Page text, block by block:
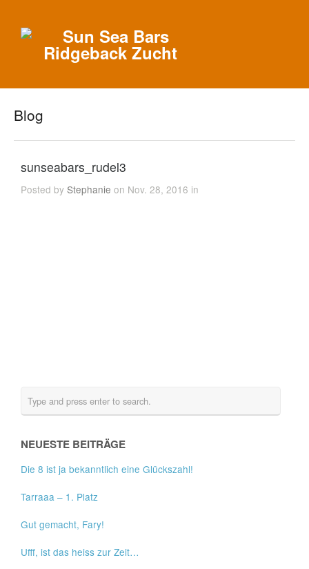
Blog
sunseabars_rudel3
Posted byStephanie on Nov. 28, 2016 in
NEUESTE BEITRÄGE
Die 8 ist ja bekanntlich eine Glückszahl!
Tarraaa – 1. Platz
Gut gemacht, Fary!
Ufff, ist das heiss zur Zeit…